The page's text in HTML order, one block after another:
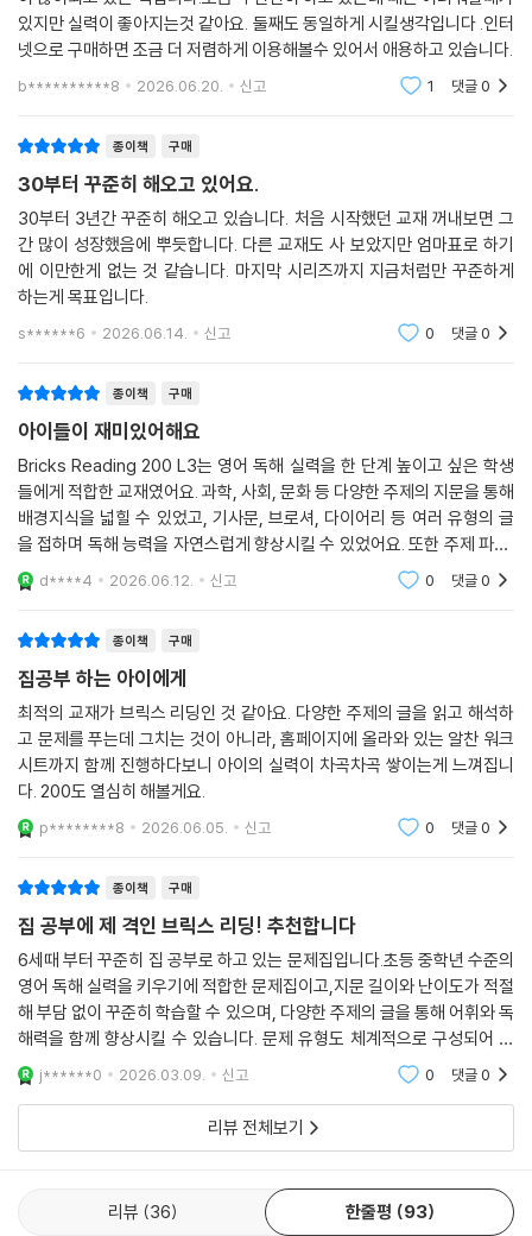
있지만 실력이 좋아지는것 같아요. 둘째도 동일하게 시킬생각입니다 .인터
넷으로 구매하면 조금 더 저렴하게 이용해볼수 있어서 애용하고 있습니다.
b**********8 2026.06.20. 신고 1 댓글0
종이책 구매
30부터 꾸준히 해오고 있어요.
30부터 3년간 꾸준히 해오고 있습니다. 처음 시작했던 교재 꺼내보면 그
간 많이 성장했음에 뿌듯합니다. 다른 교재도 사 보았지만 엄마표로 하기
에 이만한게 없는 것 같습니다. 마지막 시리즈까지 지금처럼만 꾸준하게
하는게 목표입니다.
s******6 2026.06.14. 신고 0 댓글0
종이책 구매
아이들이 재미있어해요
Bricks Reading 200 L3는 영어 독해 실력을 한 단계 높이고 싶은 학생
들에게 적합한 교재였어요. 과학, 사회, 문화 등 다양한 주제의 지문을 통해
배경지식을 넓힐 수 있었고, 기사문, 브로셔, 다이어리 등 여러 유형의 글
을 접하며 독해 능력을 자연스럽게 향상시킬 수 있었어요. 또한 주제 파악,
세부 내용 이해, 추론 문제 등 단계별 문제 구성이 체계적이라 독해 전략을
익히는 데 도
d****4 2026.06.12. 신고 0 댓글0
종이책 구매
집공부 하는 아이에게
최적의 교재가 브릭스 리딩인 것 같아요. 다양한 주제의 글을 읽고 해석하
고 문제를 푸는데 그치는 것이 아니라, 홈페이지에 올라와 있는 알찬 워크
시트까지 함께 진행하다보니 아이의 실력이 차곡차곡 쌓이는게 느껴집니
다. 200도 열심히 해볼게요.
p********8 2026.06.05. 신고 0 댓글0
종이책 구매
집 공부에 제 격인 브릭스 리딩! 추천합니다
6세때 부터 꾸준히 집 공부로 하고 있는 문제집입니다.초등 중학년 수준의
영어 독해 실력을 키우기에 적합한 문제집이고,지문 길이와 난이도가 적절
해 부담 없이 꾸준히 학습할 수 있으며, 다양한 주제의 글을 통해 어휘와 독
해력을 함께 향상시킬 수 있습니다. 문제 유형도 체계적으로 구성되어 있
어 학교 영어 공부나 자기주도 학습 교재로 활용하기 좋습니다. 추천합니
다!
j******0 2026.03.09. 신고 0 댓글0
리뷰 전체보기
리뷰 36 한줄평 93